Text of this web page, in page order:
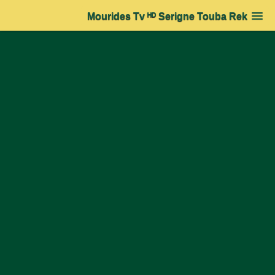
Mourides Tv ᴴᴰ Serigne Touba Rek